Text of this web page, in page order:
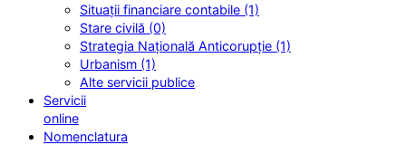
Situații financiare contabile (1)
Stare civilă (0)
Strategia Națională Anticorupție (1)
Urbanism (1)
Alte servicii publice
Servicii
online
Nomenclatura